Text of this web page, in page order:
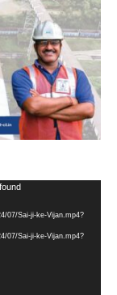
07/Sai-ji-ke-Vijan.mp4?
07/Sai-ji-ke-Vijan.mp4?